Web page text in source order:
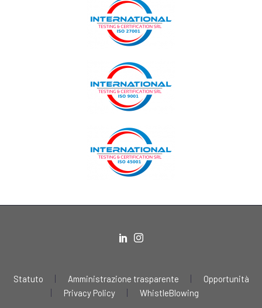
Statuto Amministrazione trasparente
Opportunità
Privacy Policy
WhistleBlowing